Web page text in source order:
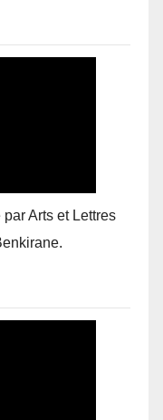
Arts et Lettres